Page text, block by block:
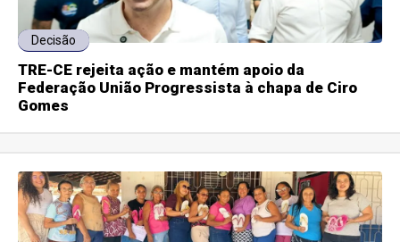
Decisão
TRE-CE rejeita ação e mantém apoio da
Federação União Progressista à chapa de Ciro
Gomes